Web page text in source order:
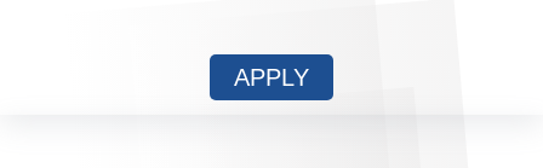
APPLY